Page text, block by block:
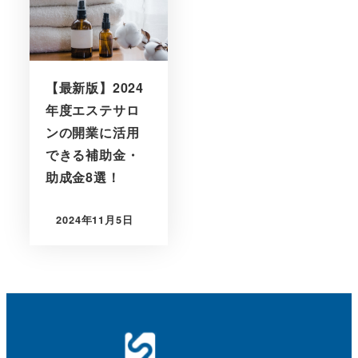
【最新版】2024
年度エステサロ
ンの開業に活用
できる補助金・
助成金8選！
2024年11月5日